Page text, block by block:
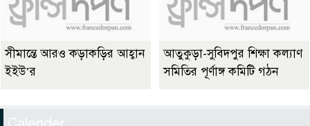
সীমান্তে আরও কড়াকড়ির আহ্বান
ইইউ’র
আতুকুড়া-সুবিদপুর শিক্ষা কল্যাণ
সমিতির পূর্ণাঙ্গ কমিটি গঠন